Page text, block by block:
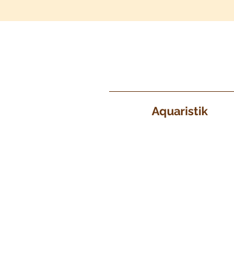
Aquaristik